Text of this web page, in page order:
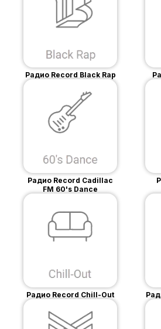
Радио Record Black Rap
Радио Record Cadillac
FM 60's Dance
Радио Record Chill-Out